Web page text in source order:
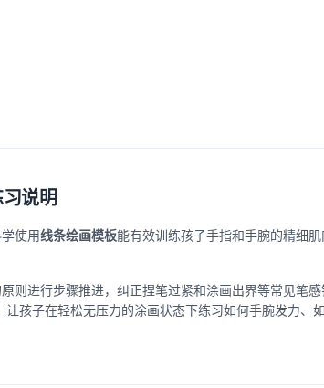
说明
使用线条绘画模板能有效训练孩子手指和手腕的精细
则进行步骤推进，纠正捏笔过紧和涂画出界等常见笔
孩子在轻松无压力的涂画状态下练习如何手腕发力、